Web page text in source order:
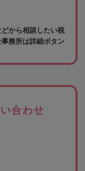
から相談したい税
務所は詳細ボタン
合わせ